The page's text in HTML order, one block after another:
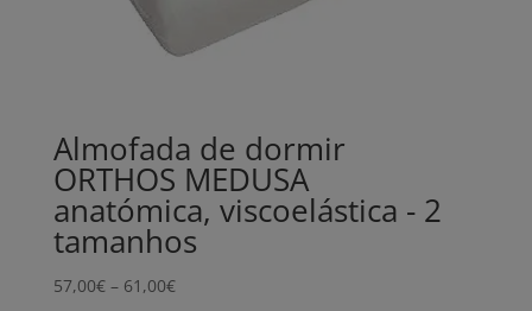
Almofada de dormir
ORTHOS MEDUSA
anatómica, viscoelástica - 2
tamanhos
57,00€ – 61,00€Price